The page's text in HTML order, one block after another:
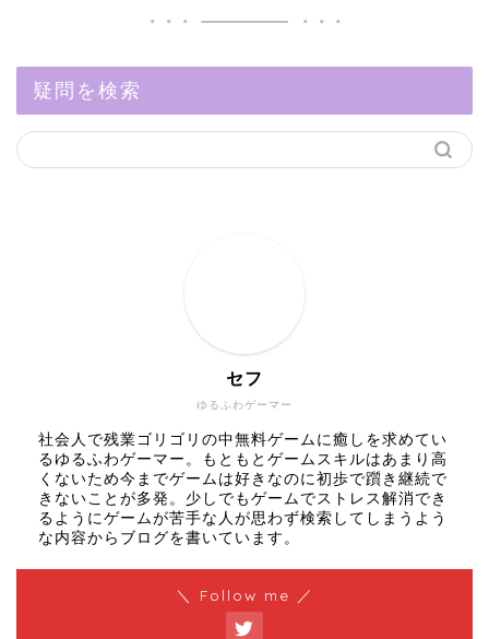
疑問を検索
ゆるふわゲーマー
セフ
社会人で残業ゴリゴリの中無料ゲームに癒しを求めてい
るゆるふわゲーマー。もともとゲームスキルはあまり高
くないため今までゲームは好きなのに初歩で躓き継続で
きないことが多発。少しでもゲームでストレス解消でき
るようにゲームが苦手な人が思わず検索してしまうよう
な内容からブログを書いています。
＼ Follow me ／